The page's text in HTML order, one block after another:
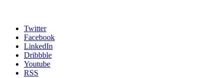
Twitter
Facebook
LinkedIn
Dribbble
Youtube
RSS